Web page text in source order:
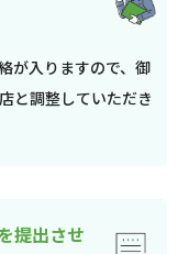
が入りますので、御
と調整していただき
提出させ